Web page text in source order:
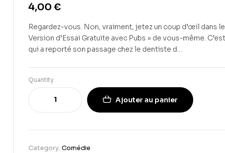
4,00 €
Regardez-vous. Non, vraiment, jetez un coup d’œil dans
Version d’Essai Gratuite avec Pubs » de vous-même.
qui a reporté son passage chez le dentiste d…
Quantity
Ajouter au panier
Category: Comédie